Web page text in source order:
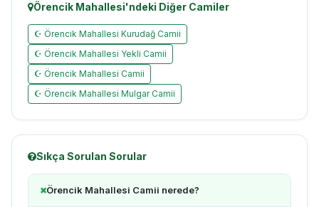
Örencik Mahallesi'ndeki Diğer Camiler
☪ Örencik Mahallesi Kurudağ Camii
☪ Örencik Mahallesi Yekli Camii
☪ Örencik Mahallesi Camii
☪ Örencik Mahallesi Mulgar Camii
Sıkça Sorulan Sorular
Örencik Mahallesi Camii nerede?